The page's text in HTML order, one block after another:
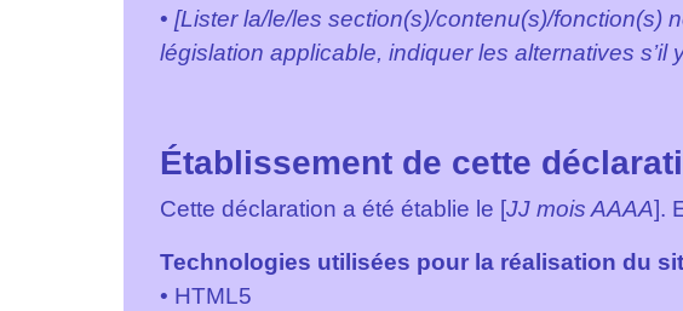
• [Lister la/le/les section(s)/contenu(s)/fonction(s)
législation applicable, indiquer les alternatives s’il
Établissement de cette
Cette déclaration a été établie le [JJ mois AAAA].
Technologies utilisées pour la réalisation du
• HTML5